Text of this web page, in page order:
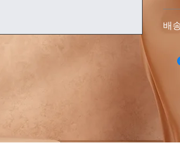
어
품
배
한